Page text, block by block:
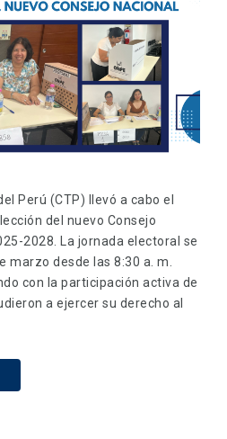
Perú (CTP) llevó a cabo el
del nuevo Consejo
2028. La jornada electoral se
marzo desde las 8:30 a. m.
con la participación activa de
a ejercer su derecho al